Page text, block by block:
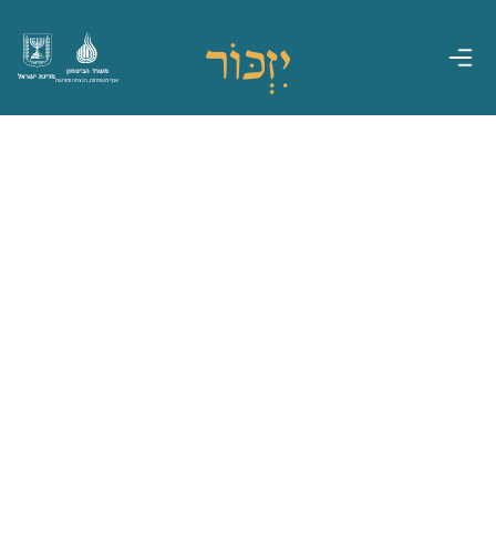
מדינת ישראל
משרד הביטחון
אגף משפחות, הנצחה ומורשת